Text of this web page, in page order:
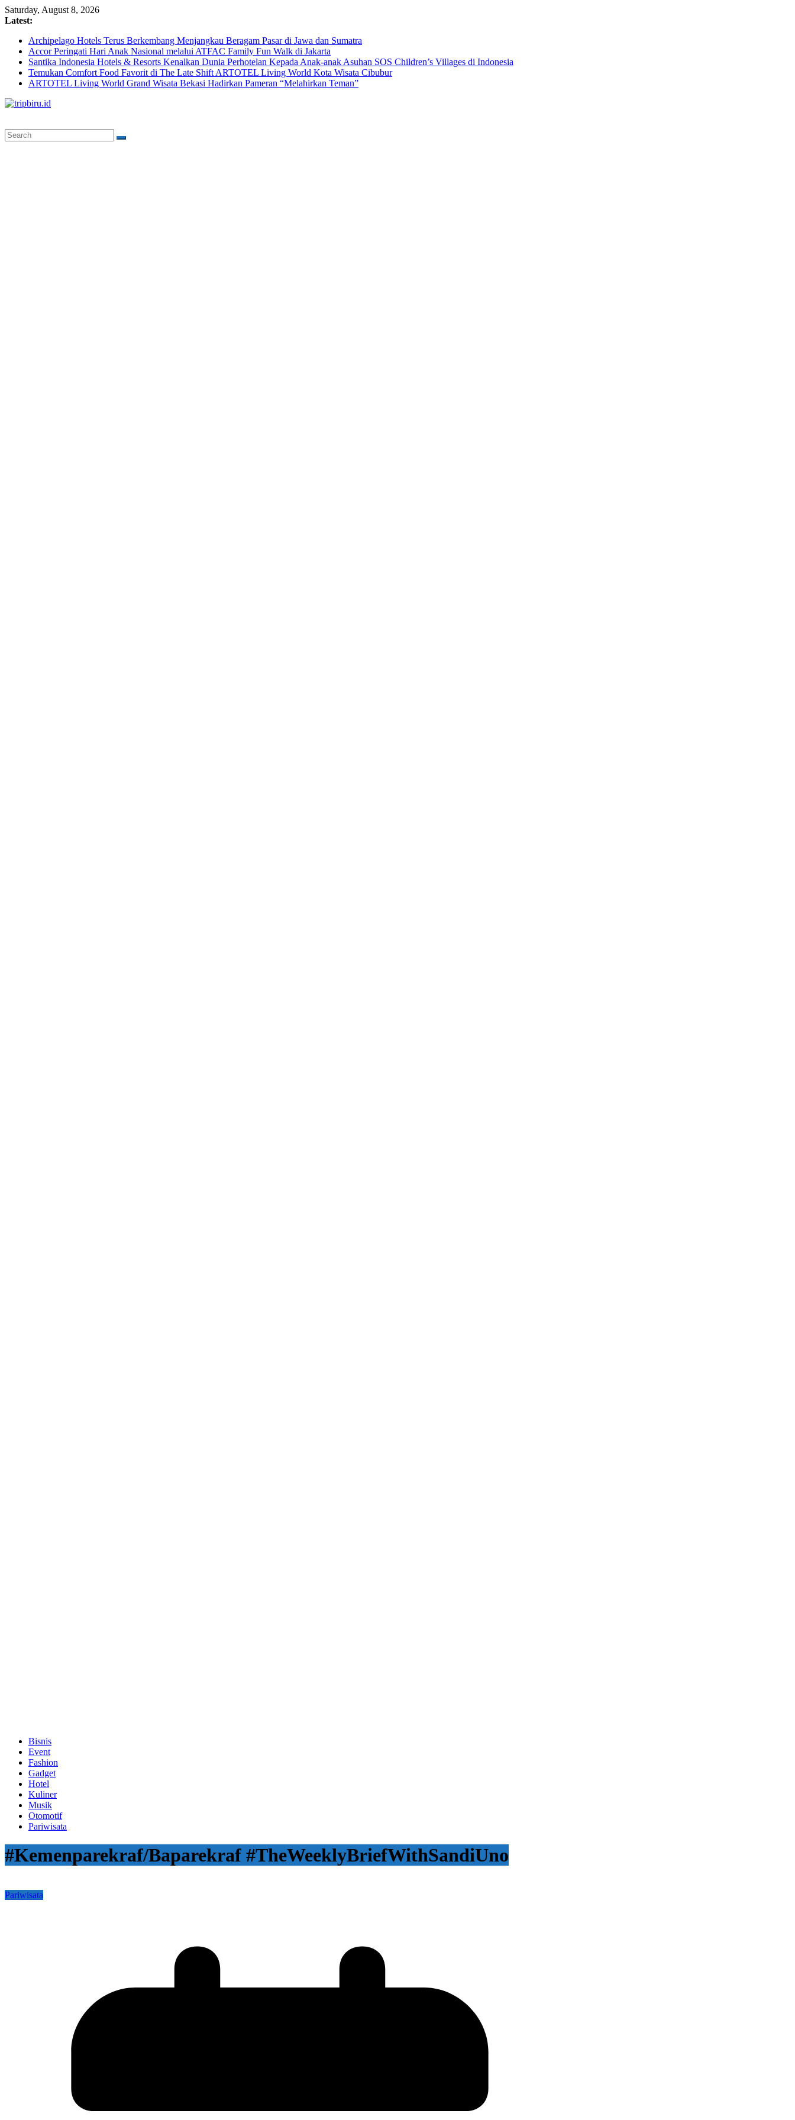
Skip
to
Saturday, August 8, 2026
Latest:
Archipelago Hotels Terus Berkembang Menjangkau Beragam Pasar di Jawa dan Sumatra
Accor Peringati Hari Anak Nasional melalui ATFAC Family Fun Walk di Jakarta
Santika Indonesia Hotels & Resorts Kenalkan Dunia Perhotelan Kepada Anak-anak Asuhan SOS Children’s Villages di Indonesia
Temukan Comfort Food Favorit di The Late Shift ARTOTEL Living World Kota Wisata Cibubur
ARTOTEL Living World Grand Wisata Bekasi Hadirkan Pameran “Melahirkan Teman”
Bisnis
Event
Fashion
Gadget
Hotel
Kuliner
Musik
Otomotif
Pariwisata
#Kemenparekraf/Baparekraf #TheWeeklyBriefWithSandiUno
Pariwisata